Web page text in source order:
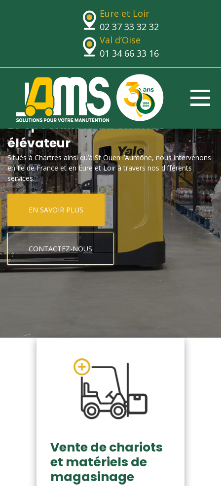
Eure et Loir
02 37 33 32 32
Val d’Oise
01 34 66 33 16
Le spécialiste du chariot
élévateur
Situés à Chartres ainsi qu’à St Ouen l’Aumône, nous intervenons
en Ile de France et en Eure et Loir à travers nos différents
services.
EN SAVOIR PLUS
CONTACTEZ-NOUS
Vente de chariots
et matériels de
magasinage